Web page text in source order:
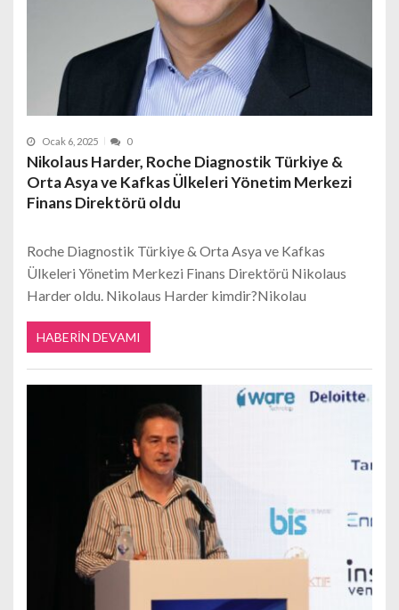
Ocak 6, 2025 0
Nikolaus Harder, Roche Diagnostik Türkiye &
Orta Asya ve Kafkas Ülkeleri Yönetim Merkezi
Finans Direktörü oldu
Roche Diagnostik Türkiye & Orta Asya ve Kafkas
Ülkeleri Yönetim Merkezi Finans Direktörü Nikolaus
Harder oldu. Nikolaus Harder kimdir?Nikolau
HABERIN DEVAMI